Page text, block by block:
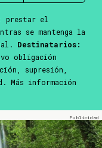
prestar el
se mantenga la
Destinatarios:
obligación
supresión,
información